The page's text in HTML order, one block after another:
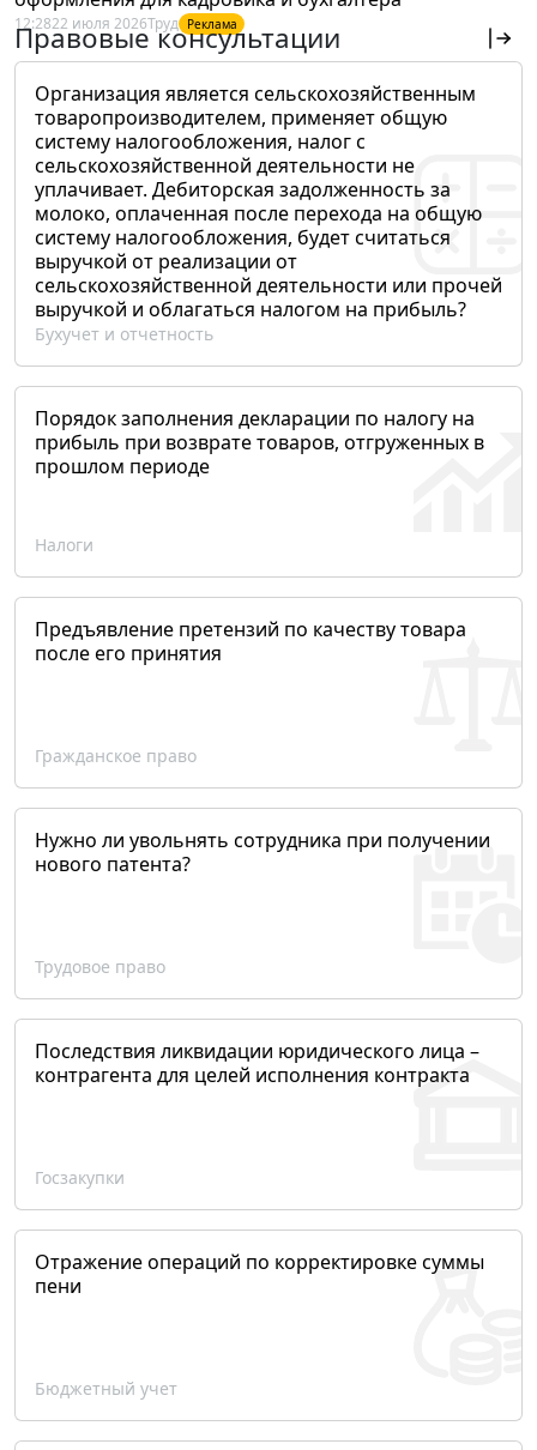
12:2822 июля 2026Труд Реклама
Правовые консультации
Организация является сельскохозяйственным
товаропроизводителем, применяет общую
систему налогообложения, налог с
сельскохозяйственной деятельности не
уплачивает. Дебиторская задолженность за
молоко, оплаченная после перехода на общую
систему налогообложения, будет считаться
выручкой от реализации от
сельскохозяйственной деятельности или прочей
выручкой и облагаться налогом на прибыль?
Бухучет и отчетность
Порядок заполнения декларации по налогу на
прибыль при возврате товаров, отгруженных в
прошлом периоде
Налоги
Предъявление претензий по качеству товара
после его принятия
Гражданское право
Нужно ли увольнять сотрудника при получении
нового патента?
Трудовое право
Последствия ликвидации юридического лица –
контрагента для целей исполнения контракта
Госзакупки
Отражение операций по корректировке суммы
пени
Бюджетный учет